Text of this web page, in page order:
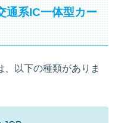
通系IC一体型カー
以下の種類がありま